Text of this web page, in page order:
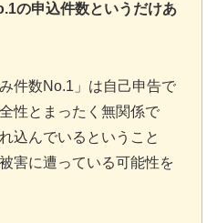
の申込件数というだけあ
み件数No.1」は自己申告で
性とまったく無関係で
込んでいるということ
害に遭っている可能性を